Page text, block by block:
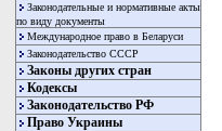
Законодательные и нормативные акты
по виду документы
Международное право в Беларуси
Законодательство СССР
Законы других стран
Кодексы
Законодательство РФ
Право Украины